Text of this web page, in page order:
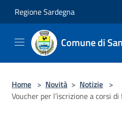
Regione Sardegna
Comune di
Home > Novità > Notizie >
Voucher per l’iscrizione a corsi